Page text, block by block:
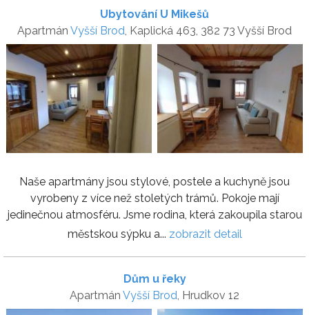
Ubytování U Mikešů
Apartmán Vyšší Brod , Kaplická 463, 382 73 Vyšší Brod
Naše apartmány jsou stylové, postele a kuchyně jsou
vyrobeny z více než stoletých trámů. Pokoje mají
jedinečnou atmosféru. Jsme rodina, která zakoupila starou
městskou sýpku a... zobrazit detail
Dům u řeky
Apartmán Vyšší Brod, Hrudkov 12